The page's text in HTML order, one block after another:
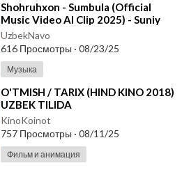
⁣Shohruhxon - Sumbula (Official
Music Video AI Clip 2025) - Suniy
Intelekt yordamida yaratilgan
UzbekNavo
616 Просмотры · 08/23/25
Музыка
⁣O'TMISH / TARIX (HIND KINO 2018)
UZBEK TILIDA
KinoKoinot
757 Просмотры · 08/11/25
Фильм и анимация